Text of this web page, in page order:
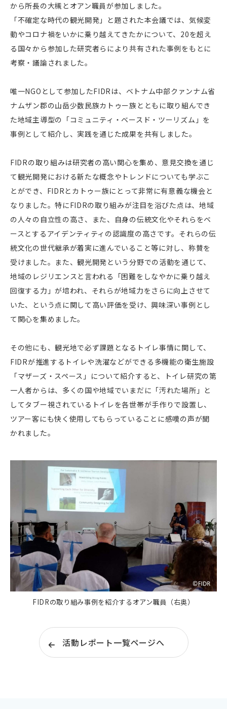
から所長の大槻とオアン職員が参加しました。
「不確定な時代の観光開発」と題された本会議では、気候変
動やコロナ禍をいかに乗り越えてきたかについて、20を超え
る国々から参加した研究者らにより共有された事例をもとに
考察・議論されました。
唯一NGOとして参加したFIDRは、ベトナム中部クァンナム省
ナムザン郡の山岳少数民族カトゥー族とともに取り組んでき
た地域主導型の「コミュニティ・ベースド・ツーリズム」を
事例として紹介し、実践を通じた成果を共有しました。
FIDRの取り組みは研究者の高い関心を集め、意見交換を通じ
て観光開発における新たな概念やトレンドについても学ぶこ
とができ、FIDRとカトゥー族にとって非常に有意義な機会と
なりました。特にFIDRの取り組みが注目を浴びた点は、地域
の人々の自立性の高さ、また、自身の伝統文化やそれらをベ
ースとするアイデンティティの認識度の高さです。それらの伝
統文化の世代継承が着実に進んでいること等に対し、称賛を
受けました。また、観光開発という分野での活動を通じて、
地域のレジリエンスと言われる「困難をしなやかに乗り越え
回復する力」が培われ、それらが地域力をさらに向上させて
いた、という点に関して高い評価を受け、興味深い事例とし
て関心を集めました。
その他にも、観光地で必ず課題となるトイレ事情に関して、
FIDRが推進するトイレや洗濯などができる多機能の衛生施設
「マザーズ・スペース」について紹介すると、トイレ研究の第
一人者からは、多くの国や地域でいまだに「汚れた場所」と
してタブー視されているトイレを各世帯が手作りで設置し、
ツアー客にも快く使用してもらっていることに感嘆の声が聞
かれました。
FIDRの取り組み事例を紹介するオアン職員（右奥）
活動レポート一覧ページへ